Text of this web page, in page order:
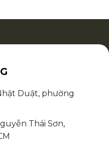
Duật, phường
Thái Sơn,